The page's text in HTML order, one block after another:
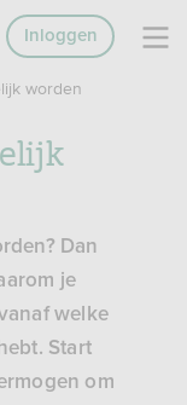
Inloggen
worden
Dan
je
welke
Start
om